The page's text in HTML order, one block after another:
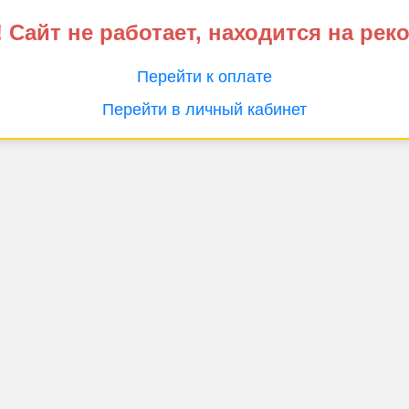
не работает, находится на
Перейти к оплате
Перейти в личный кабинет